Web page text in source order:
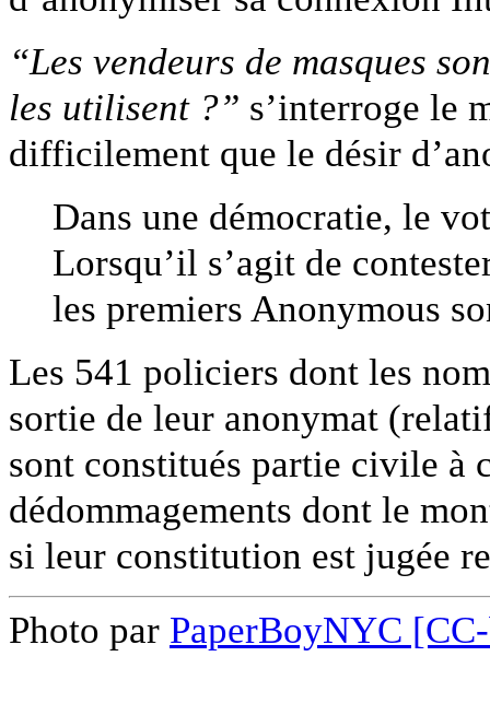
“Les vendeurs de masques
les utilisent ?” s’interroge le
difficilement que le désir
Dans une démocratie, le
Lorsqu’il s’agit de
les premiers Anonymous
Les 541 policiers dont les
sortie de leur anonymat
sont constitués partie civile à
dédommagements dont le
si leur constitution est jugée
Photo par PaperBoyNYC